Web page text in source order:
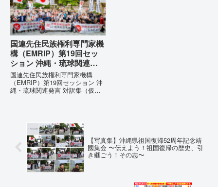
国連先住民族権利専門家機
構（EMRIP）第19回セッ
ション 沖縄・琉球関連発
言 対訳集（仮訳）
国連先住民族権利専門家機構
（EMRIP）第19回セッション 沖
縄・琉球関連発言 対訳集（仮
定、PFAS（有機フッ素化合物）
問題、米軍基地、伝統文化（...
【写真集】沖縄県祖国復帰52周年記念靖
國集会 〜伝えよう！祖国復帰の歴史、引
き継ごう！その志〜